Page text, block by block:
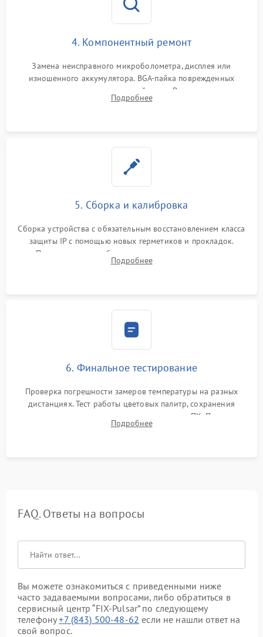
4. Компонентный ремонт
Замена неисправного микроболометра, дисплея или
изношенного аккумулятора. BGA-пайка поврежденных
контроллеров на материнской плате. Восстановление
разъемов и кнопок, замена поврежденных элементов
Подробнее
5. Сборка и калибровка
Сборка устройства с обязательным восстановлением класса
защиты IP с помощью новых герметиков и прокладок.
Программная калибровка матрицы по эталонному
абсолютно черному телу для точного измерения температур.
Подробнее
6. Финальное тестирование
Проверка погрешности замеров температуры на разных
дистанциях. Тест работы цветовых палитр, сохранения
термограмм в память и передачи данных на ПК. Проверка
автономности работы и итоговый контроль качества.
Подробнее
FAQ. Ответы на вопросы
Вы можете ознакомиться с приведенными ниже
часто задаваемыми вопросами, либо обратиться в
сервисный центр “FIX-Pulsar” по следующему
телефону+7 (843) 500-48-62 если не нашли ответ на
свой вопрос.